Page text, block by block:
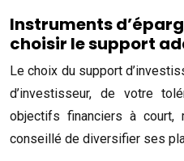
Instruments
choisir le support
Le choix du support
d’investisseur, de votre
objectifs financiers à
conseillé de diversifier ses